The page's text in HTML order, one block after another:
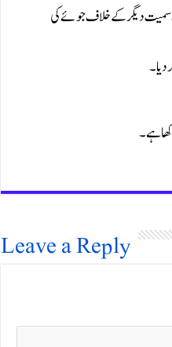
سمیت دیگر کے خلاف جوئے کی
ہے۔
Leave a Reply